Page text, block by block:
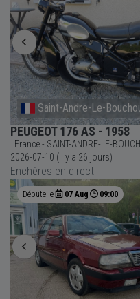
Saint-Andre-Le-
PEUGEOT 176 AS - 1958
France - SAINT-ANDRE-LE-BOUCHOUX /
2026-07-10 (Il y a 26 jours)
Enchères en direct
Débute le 07 Aug 09:00